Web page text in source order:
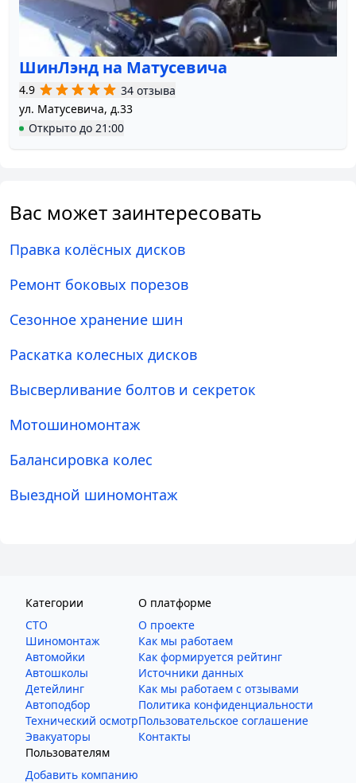
ШинЛэнд на Матусевича
4.9
34 отзыва
ул. Матусевича, д.33
Открыто до 21:00
Вас может заинтересовать
Правка колёсных дисков
Ремонт боковых порезов
Сезонное хранение шин
Раскатка колесных дисков
Высверливание болтов и секреток
Мотошиномонтаж
Балансировка колес
Выездной шиномонтаж
Категории
СТО
Шиномонтаж
Автомойки
Автошколы
Детейлинг
Автоподбор
Технический осмотр
Эвакуаторы
О платформе
О проекте
Как мы работаем
Как формируется рейтинг
Источники данных
Как мы работаем с отзывами
Политика конфиденциальности
Пользовательское соглашение
Контакты
Пользователям
Добавить компанию